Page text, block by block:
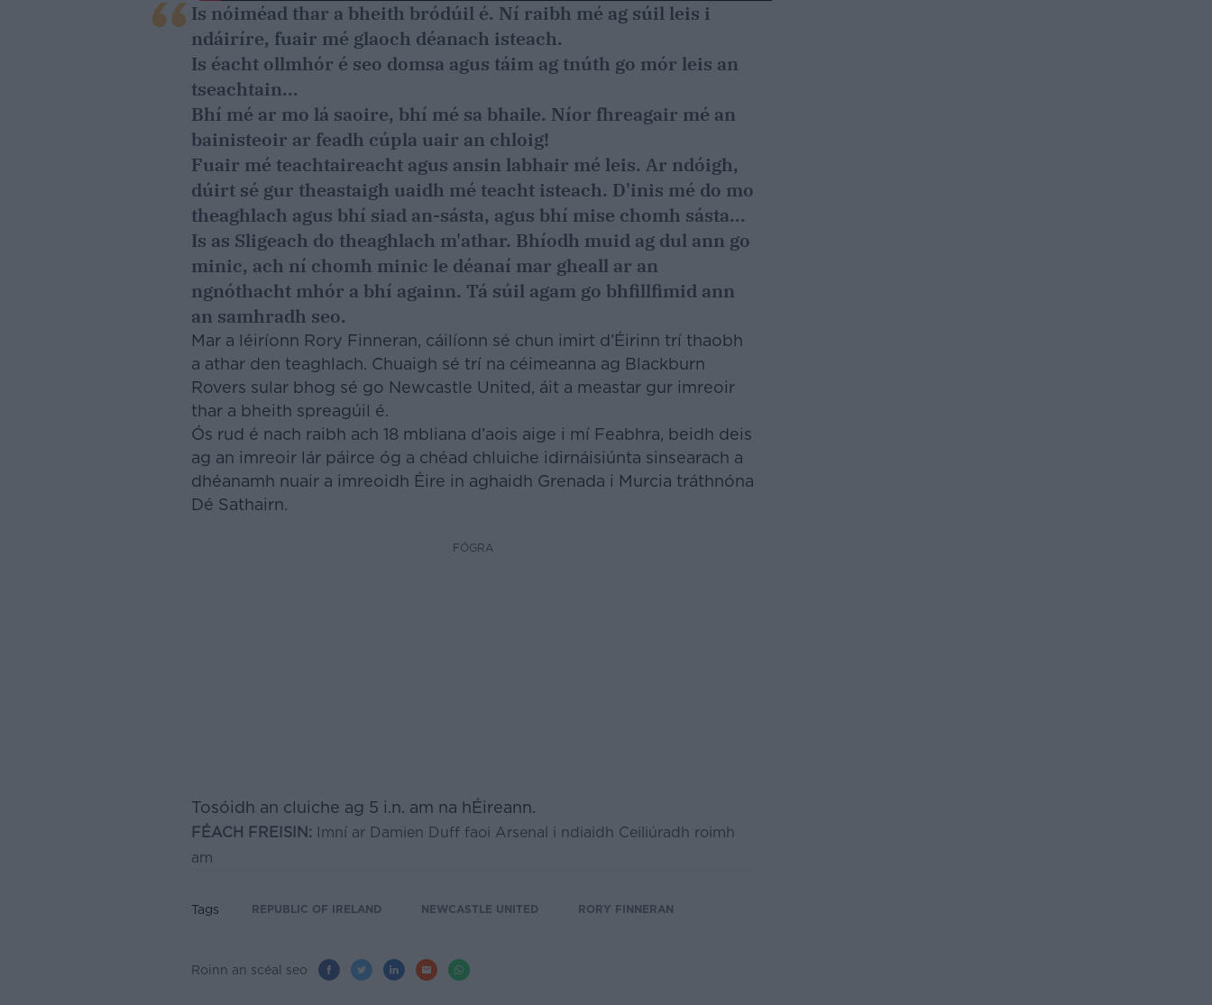
Is nóiméad thar a bheith bródúil é. Ní raibh mé ag súil leis i
ndáiríre, fuair mé glaoch déanach isteach.
Is éacht ollmhór é seo domsa agus táim ag tnúth go mór leis an
tseachtain...
Bhí mé ar mo lá saoire, bhí mé sa bhaile. Níor fhreagair mé an
bainisteoir ar feadh cúpla uair an chloig!
Fuair mé teachtaireacht agus ansin labhair mé leis. Ar ndóigh,
dúirt sé gur theastaigh uaidh mé teacht isteach. D'inis mé do mo
theaghlach agus bhí siad an-sásta, agus bhí mise chomh sásta...
Is as Sligeach do theaghlach m'athar. Bhíodh muid ag dul ann go
minic, ach ní chomh minic le déanaí mar gheall ar an
ngnóthacht mhór a bhí againn. Tá súil agam go bhfillfimid ann
an samhradh seo.
Mar a léiríonn Rory Finneran, cáilíonn sé chun imirt d’Éirinn trí thaobh
a athar den teaghlach. Chuaigh sé trí na céimeanna ag Blackburn
Rovers sular bhog sé go Newcastle United, áit a meastar gur imreoir
thar a bheith spreagúil é.
Ós rud é nach raibh ach 18 mbliana d’aois aige i mí Feabhra, beidh deis
ag an imreoir lár páirce óg a chéad chluiche idirnáisiúnta sinsearach a
dhéanamh nuair a imreoidh Éire in aghaidh Grenada i Murcia tráthnóna
Dé Sathairn.
FÓGRA
Tosóidh an cluiche ag 5 i.n. am na hÉireann.
FÉACH FREISIN: Imní ar Damien Duff faoi Arsenal i ndiaidh Ceiliúradh roimh
am
Tags REPUBLIC OF IRELAND NEWCASTLE UNITED RORY FINNERAN
Roinn an scéal seo